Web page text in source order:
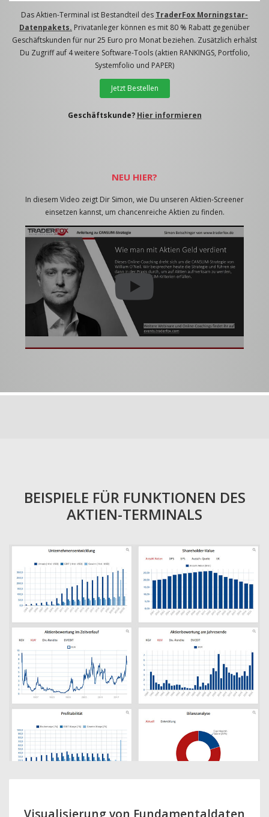
Das Aktien-Terminal ist Bestandteil des TraderFox Morningstar-
Datenpakets. Privatanleger können es mit 80 % Rabatt gegenüber
Geschäftskunden für nur 25 Euro pro Monat beziehen. Zusätzlich erhälst
Du Zugriff auf 4 weitere Software-Tools (aktien RANKINGS, Portfolio,
Systemfolio und PAPER)
Jetzt Bestellen
Geschäftskunde? Hier informieren
NEU HIER?
In diesem Video zeigt Dir Simon, wie Du unseren Aktien-Screener
einsetzen kannst, um chancenreiche Aktien zu finden.
BEISPIELE FÜR FUNKTIONEN DES
AKTIEN-TERMINALS